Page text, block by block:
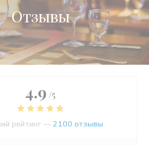
Отзывы
4.9 /5
рейтинг —2100 отзывы